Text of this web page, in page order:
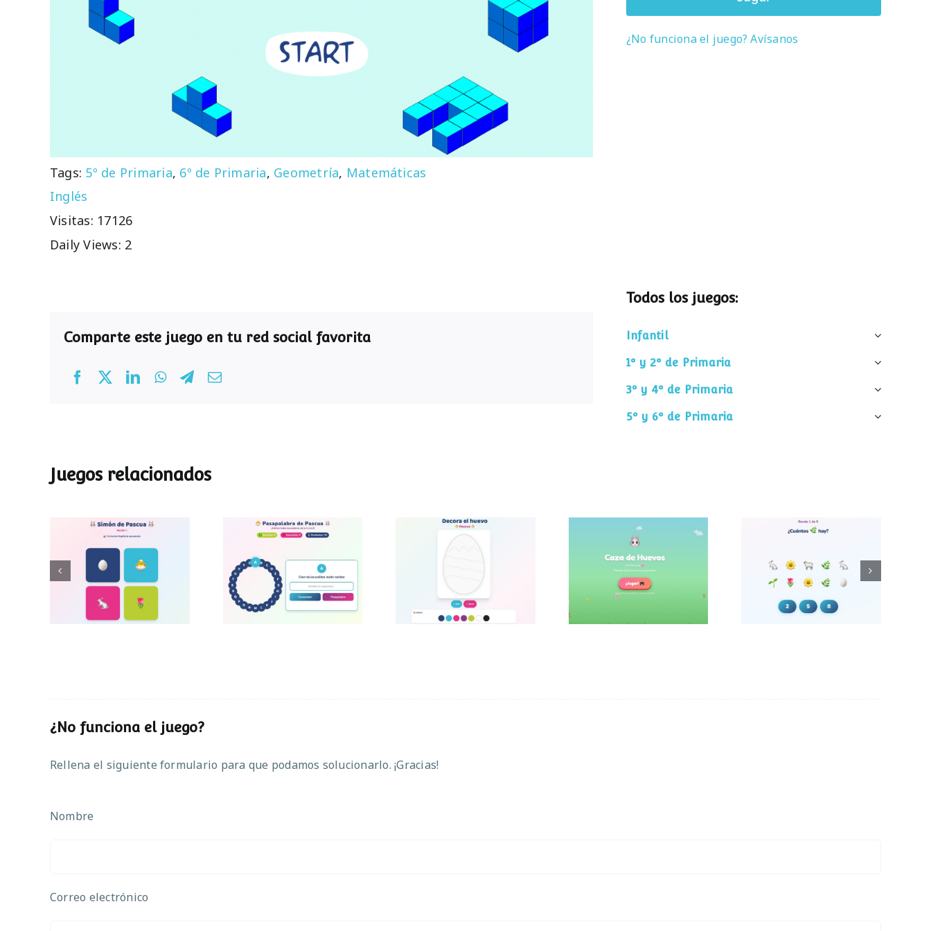
Tags: 5º de Primaria, 6º de Primaria, Geometría, Matemáticas
Inglés
Visitas: 17126
Daily Views: 2
¿No funciona el juego? Avísanos
Comparte este juego en tu red social favorita
Todos los juegos:
Infantil
1º y 2º de Primaria
3º y 4º de Primaria
5º y 6º de Primaria
Juegos relacionados
Simon de Pascua
Pasapalabra de
Pascua
Decora el huevo de
Pascua
Caza de huevos
¿Cuántos
elementos hay?
¿No funciona el juego?
Rellena el siguiente formulario para que podamos solucionarlo. ¡Gracias!
Nombre
Correo electrónico